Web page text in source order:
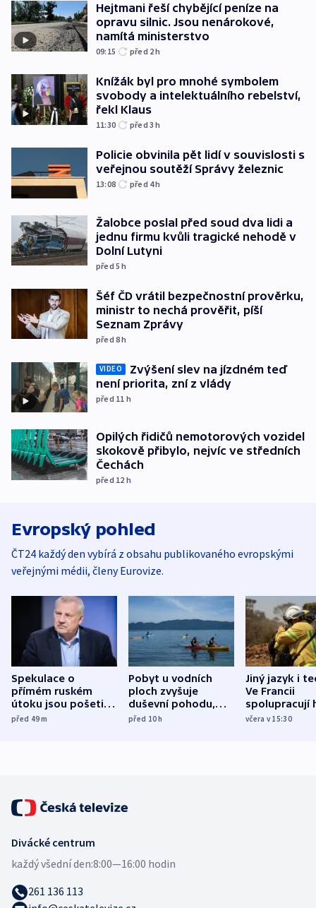
Hejtmani řeší chybějící peníze na
opravu silnic. Jsou nenárokové,
namítá ministerstvo
09:15 před 2h
Knížák byl pro mnohé symbolem
svobody a intelektuálního rebelství,
řekl Klaus
11:30 před 3h
Policie obvinila pět lidí v souvislosti s
veřejnou soutěží Správy železnic
13:08 před 4h
Žalobce poslal před soud dva lidi a
jednu firmu kvůli tragické nehodě v
Dolní Lutyni
před 5h
Šéf ČD vrátil bezpečnostní prověrku,
ministr to nechá prověřit, píší
Seznam Zprávy
před 8h
VIDEO
Zvýšení slev na jízdném teď
není priorita, zní z vlády
před 11 h
Opilých řidičů nemotorových vozidel
skokově přibylo, nejvíc ve středních
Čechách
před 12 h
Evropský pohled
ČT24 každý den vybírá z obsahu publikovaného evropskými
veřejnými médii, členy Eurovize.
Spekulace o
přímém ruském
útoku jsou pošetilé,
míní estonský
před 49m
Pobyt u vodních
ploch zvyšuje
duševní pohodu,
ukázala
před 10h
Jiný jazyk i
Ve Francii
spolupracují
různých zemí
včera v 15:30
Divácké centrum
každý všední den:8:00—16:00 hodin
261 136 113